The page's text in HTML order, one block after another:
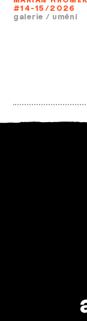
#14-15/2026
galerie / umění